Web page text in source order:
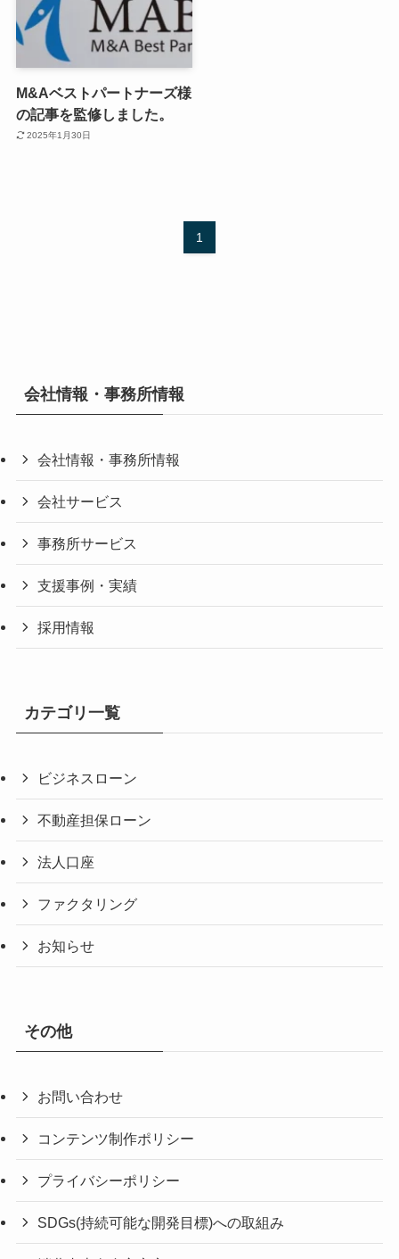
M&Aベストパートナーズ様
の記事を監修しました。
2025年1月30日
1
会社情報・事務所情報
会社情報・事務所情報
会社サービス
事務所サービス
支援事例・実績
採用情報
カテゴリ一覧
ビジネスローン
不動産担保ローン
法人口座
ファクタリング
お知らせ
その他
お問い合わせ
コンテンツ制作ポリシー
プライバシーポリシー
SDGs(持続可能な開発目標)への取組み